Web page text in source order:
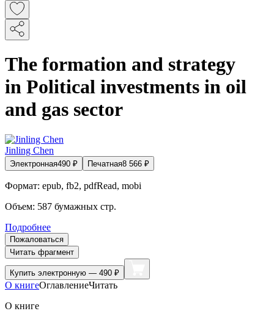
The formation and strategy
in Political investments in oil
and gas sector
Jinling Chen
Электронная490 ₽ Печатная8 566 ₽
Формат: epub, fb2, pdfRead, mobi
Объем: 587 бумажных стр.
Подробнее
Пожаловаться
Читать фрагмент
Купить электронную — 490 ₽
О книгеОглавлениеЧитать
О книге